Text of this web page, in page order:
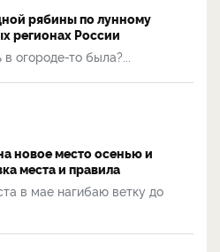
рябины по лунному
регионах России
огороде-то была?...
новое место осенью и
места и правила
в мае нагибаю ветку до